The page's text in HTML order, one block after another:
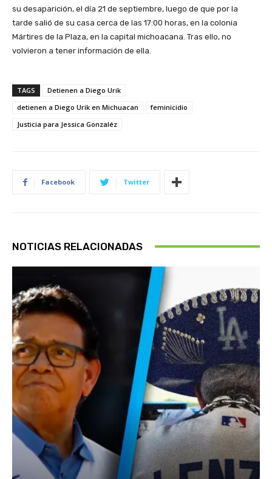
su desaparición, el día 21 de septiembre, luego de que por la
tarde salió de su casa cerca de las 17:00 horas, en la colonia
Mártires de la Plaza, en la capital michoacana. Tras ello, no
volvieron a tener información de ella.
TAGS
Detienen a Diego Urik
detienen a Diego Urik en Michuacan
feminicidio
Justicia para Jessica Gonzaléz
Facebook Twitter
NOTICIAS RELACIONADAS